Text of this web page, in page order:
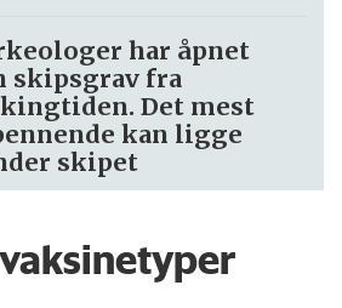
har åpnet
skipsgrav fra
Det mest
kan ligge
skipet